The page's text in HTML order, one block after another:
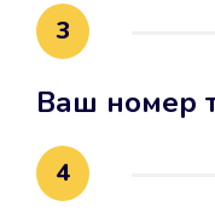
3
Ваш номер
4